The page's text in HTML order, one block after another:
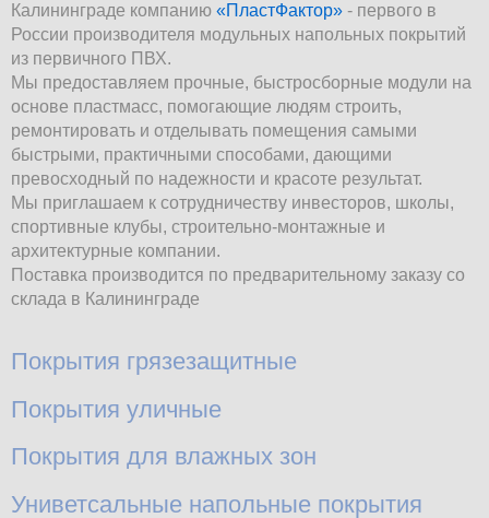
Калининграде компанию «ПластФактор» - первого в
России производителя модульных напольных покрытий
из первичного ПВХ.
Мы предоставляем прочные, быстросборные модули на
основе пластмасс, помогающие людям строить,
ремонтировать и отделывать помещения самыми
быстрыми, практичными способами, дающими
превосходный по надежности и красоте результат.
Мы приглашаем к сотрудничеству инвесторов, школы,
спортивные клубы, строительно-монтажные и
архитектурные компании.
Поставка производится по предварительному заказу со
склада в Калининграде
Дочерние категории
Покрытия грязезащитные
Покрытия уличные
Покрытия для влажных зон
Униветсальные напольные покрытия